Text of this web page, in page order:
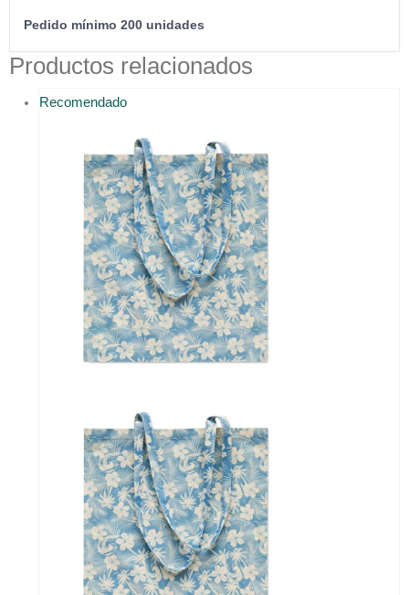
Pedido mínimo 200 unidades
Productos relacionados
Recomendado